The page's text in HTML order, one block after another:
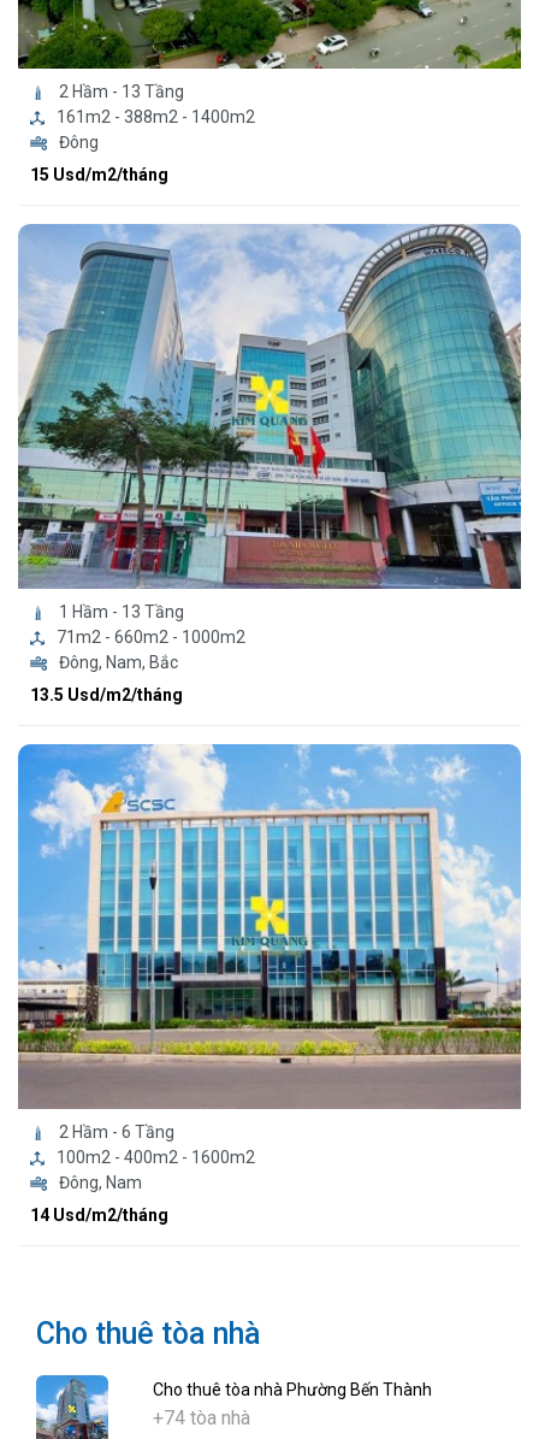
2 Hầm - 13 Tầng
161m2 - 388m2 - 1400m2
Đông
15 Usd/m2/tháng
1 Hầm - 13 Tầng
71m2 - 660m2 - 1000m2
Đông, Nam, Bắc
13.5 Usd/m2/tháng
2 Hầm - 6 Tầng
100m2 - 400m2 - 1600m2
Đông, Nam
14 Usd/m2/tháng
Cho thuê tòa nhà
Cho thuê tòa nhà Phường Bến Thành
+74 tòa nhà